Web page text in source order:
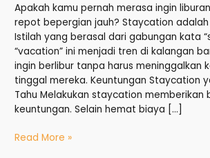
Apakah kamu pernah merasa ingin
repot bepergian jauh? Staycation
Istilah yang berasal dari gabungan kata
“vacation” ini menjadi tren di kalangan
ingin berlibur tanpa harus meninggalkan
tinggal mereka. Keuntungan Staycation
Tahu Melakukan staycation memberikan
keuntungan. Selain hemat biaya […]
Read More »